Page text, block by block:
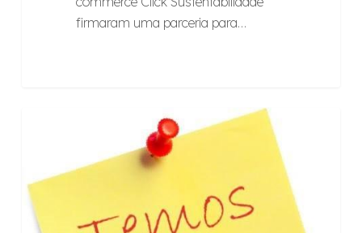
firmaram uma parceria para…
para
área